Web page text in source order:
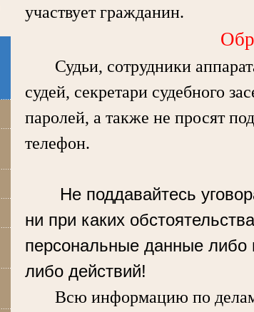
участвует гражданин.
Судьи, сотрудники
судей, секретари судебного
паролей, а также не просят
телефон.
Не поддавайтесь
ни при каких
персональные данные либо
либо действий!
Всю информацию по делам,